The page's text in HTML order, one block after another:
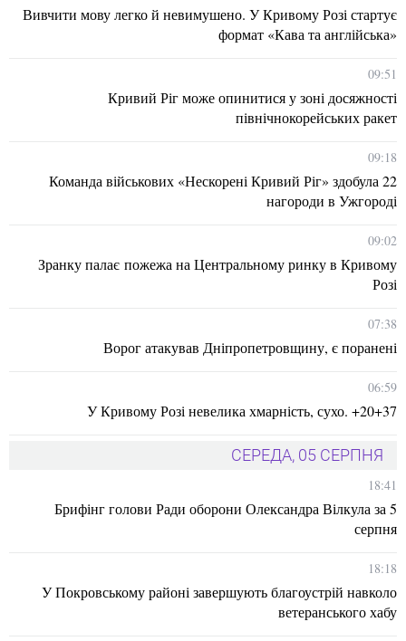
Вивчити мову легко й невимушено. У Кривому Розі стартує
формат «Кава та англійська»
09:51
Кривий Ріг може опинитися у зоні досяжності
північнокорейських ракет
09:18
Команда військових «Нескорені Кривий Ріг» здобула 22
нагороди в Ужгороді
09:02
Зранку палає пожежа на Центральному ринку в Кривому
Розі
07:38
Ворог атакував Дніпропетровщину, є поранені
06:59
У Кривому Розі невелика хмарність, сухо. +20+37
СЕРЕДА, 05 СЕРПНЯ
18:41
Брифінг голови Ради оборони Олександра Вілкула за 5
серпня
18:18
У Покровському районі завершують благоустрій навколо
ветеранського хабу